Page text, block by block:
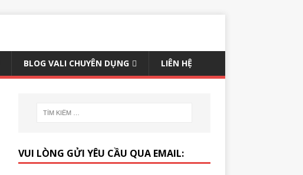
BLOG VALI CHUYÊN DỤNG LIÊN HỆ
VUI LÒNG GỬI YÊU CẦU QUA EMAIL: